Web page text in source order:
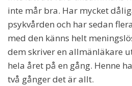
inte mår bra. Har mycket
psykvården och har sedan
med den känns helt
dem skriver en allmänläkare
hela året på en gång. Henne
två gånger det är allt.